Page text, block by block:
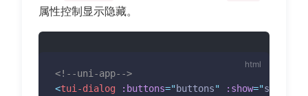
属性控制显示隐藏。
<!--uni-app-->
<tui-dialog :buttons="buttons" :show="show